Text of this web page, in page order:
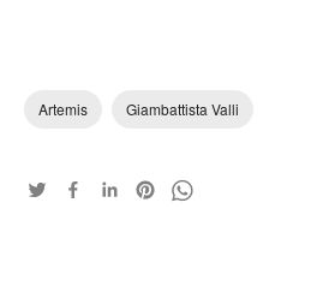
Artemis Giambattista Valli